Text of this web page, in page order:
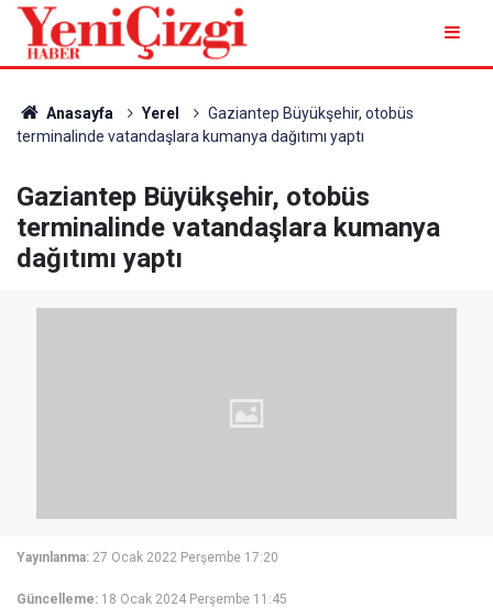
Anasayfa Yerel
Gaziantep Büyükşehir, otobüs
terminalinde vatandaşlara kumanya dağıtımı yaptı
Gaziantep Büyükşehir, otobüs
terminalinde vatandaşlara kumanya
dağıtımı yaptı
Yayınlanma: 27 Ocak 2022 Perşembe 17:20
Güncelleme: 18 Ocak 2024 Perşembe 11:45